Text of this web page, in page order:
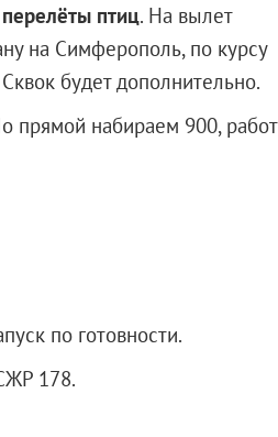
птиц. На вылет
на Симферополь, по курсу
будет дополнительно.
прямой набираем 900,
по готовности.
178.